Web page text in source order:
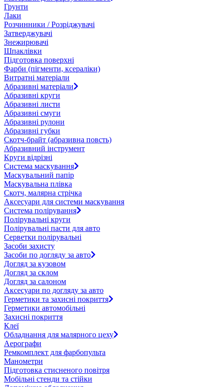
Грунти
Лаки
Розчинники / Розріджувачі
Затверджувачі
Знежирювачі
Шпаклівки
Підготовка поверхні
Фарби (пігменти, ксераліки)
Витратні матеріали
Абразивні матеріали
Абразивні круги
Абразивні листи
Абразивні смуги
Абразивні рулони
Абразивні губки
Скотч-брайт (абразивна повсть)
Абразивний інструмент
Круги відрізні
Система маскування
Маскувальний папір
Маскувальна плівка
Скотч, малярна стрічка
Аксесуари для системи маскування
Система полірування
Полірувальні круги
Полірувальні пасти для авто
Серветки полірувальні
Засоби захисту
Засоби по догляду за авто
Догляд за кузовом
Догляд за склом
Догляд за салоном
Аксесуари по догляду за авто
Герметики та захисні покриття
Герметики автомобільні
Захисні покриття
Клеї
Обладнання для малярного цеху
Аерографи
Ремкомплект для фарбопульта
Манометри
Підготовка стисненого повітря
Мобільні стенди та стійки